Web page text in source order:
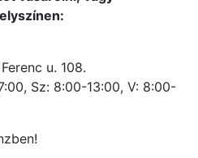
u. 108.
Sz: 8:00-13:00, V: 8:00-